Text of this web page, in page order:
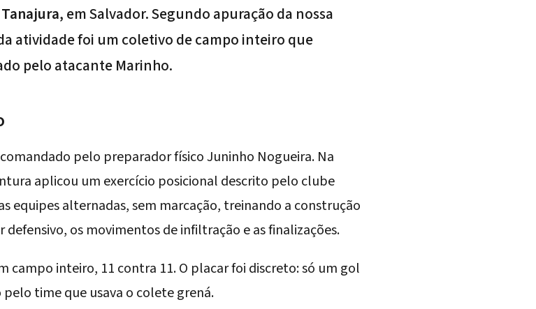
, em Salvador. Segundo apuração da nossa
atividade foi um coletivo de campo inteiro que
pelo atacante Marinho.
pelo preparador físico Juninho Nogueira. Na
aplicou um exercício posicional descrito pelo clube
equipes alternadas, sem marcação, treinando a construção
defensivo, os movimentos de infiltração e as finalizações.
campo inteiro, 11 contra 11. O placar foi discreto: só um gol
time que usava o colete grená.